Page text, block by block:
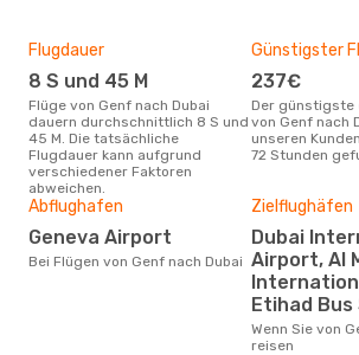
Saudi Arabian Airlines
1 Zwischenstopp
DXB- GVA
Di., 8. Sept.- Mi., 16. Sept.
Pegasus Airlines1 Zwischenstopp
GVA- DXB
Royal Jordanian
1 Zwischenstopp
DXB - GVA
Fr., 16. Okt.- So., 25. Okt.
1 Zwischenstopp
1 Zwischenstopp
Flugdauer
8 S und 45 M
Flüge von Genf nach Dubai
dauern durchschnittlich 8 S und
45 M. Die tatsächliche
Flugdauer kann aufgrund
verschiedener Faktoren
abweichen.
Günstigster
237€
Der günstigste einfache Flug
von Genf nach
unseren
72 Stunden
Abflughafen
Geneva Airport
Bei Flügen von Genf nach Dubai
Zielflughäfen
Dubai International
Airport, Al
Etihad
Wenn Sie von Genf nach Dubai
reisen